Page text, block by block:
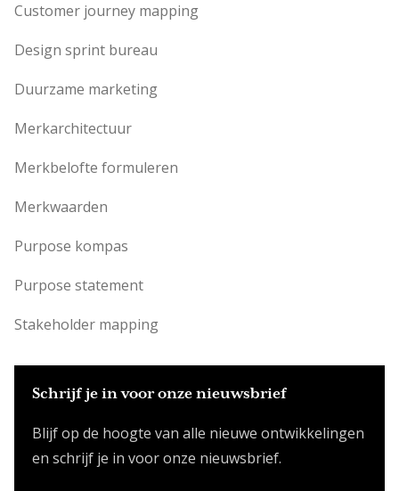
Customer journey mapping
Design sprint bureau
Duurzame marketing
Merkarchitectuur
Merkbelofte formuleren
Merkwaarden
Purpose kompas
Purpose statement
Stakeholder mapping
Schrijf je in voor onze nieuwsbrief
Blijf op de hoogte van alle nieuwe ontwikkelingen
en schrijf je in voor onze nieuwsbrief.